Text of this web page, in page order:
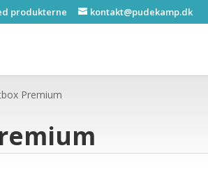
produkterne kontakt@pudekamp.dk
Premium